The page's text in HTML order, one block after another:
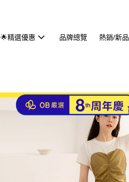
🌟精選優惠 品牌總覽 熱銷/新品